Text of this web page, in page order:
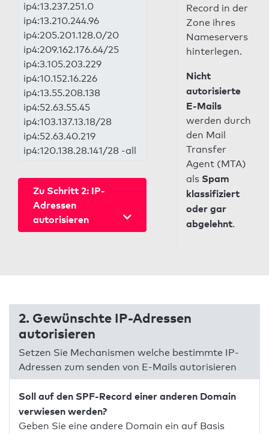
ip4:13.237.251.0
ip4:13.210.244.96
ip4:205.201.128.0/20
ip4:209.162.176.64/25
ip4:3.105.203.229
ip4:10.152.16.226
ip4:13.55.208.138
ip4:52.63.55.45
ip4:103.137.13.18/28
ip4:52.63.40.219
ip4:120.138.28.141/28 -all
Zu Schritt 2: IP-
Adressen
autorisieren
Record in der
Zone ihres
Nameservers
hinterlegen.
Nicht
autorisierte
E-Mails
werden durch
den Mail
Transfer
Agent (MTA)
als Spam
klassifiziert
oder gar
abgelehnt.
2. Gewünschte IP-Adressen
autorisieren
Setzen Sie Mechanismen welche bestimmte IP-
Adressen zum senden von E-Mails autorisieren
Soll auf den SPF-Record einer anderen Domain
verwiesen werden?
Geben Sie eine andere Domain ein auf Basis